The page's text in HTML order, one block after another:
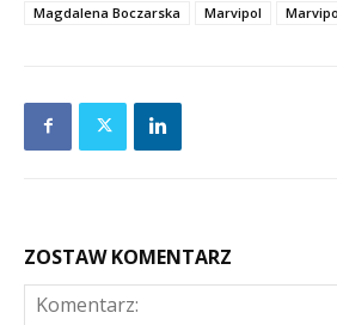
Magdalena Boczarska
Marvipol
ZOSTAW KOMENTARZ